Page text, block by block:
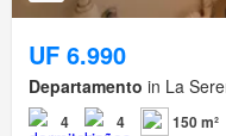
UF 6.990
Departamento in La
4 4 150 m²